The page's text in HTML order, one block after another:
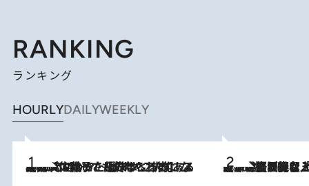
RANKING
ランキング
HOURLYDAILYWEEKLY
2026.8.5
【阿川佐和子さんの年とる力】なぜ70代で始めた趣味は“こんなに楽しい”のか？ ピアノ、俳句…スランプに陥っても続けられる“ある秘訣”とは 2026.8.5
【なぜ吉沢亮は「気配を消せる」のか？】興行収入208億の『国宝』を経て挑むミュージカル『ディア・エヴァン・ハンセン』。トップ俳優が舞台上でさらけ出した“孤独”とは